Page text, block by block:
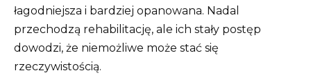
łagodniejsza i bardziej opanowana. Nadal
przechodzą rehabilitację, ale ich stały postęp
dowodzi, że niemożliwe może stać się
rzeczywistością.